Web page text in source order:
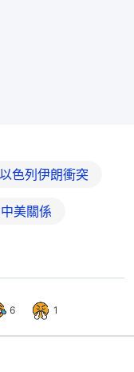
以色列伊朗衝突
中美關係
6 1